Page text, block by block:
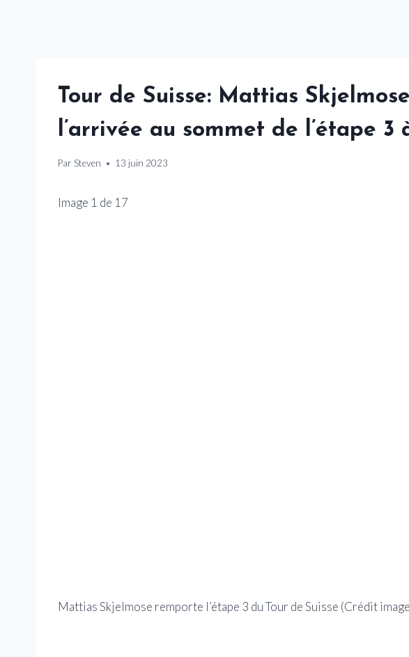
Tour de Suisse: Mattias
l’arrivée au sommet de l’étape
Par Steven 13 juin 2023
Image 1 de 17
Mattias Skjelmose remporte l’étape 3 du Tour de Suisse (Crédit